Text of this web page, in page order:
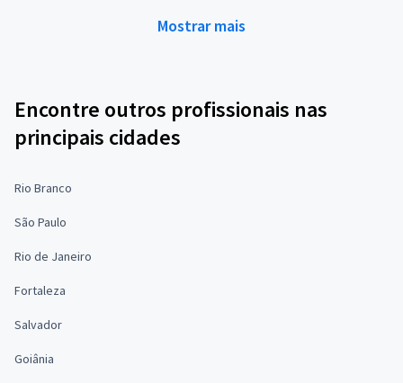
Mostrar mais
Encontre outros profissionais nas
principais cidades
Rio Branco
São Paulo
Rio de Janeiro
Fortaleza
Salvador
Goiânia